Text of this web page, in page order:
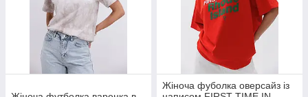
Жіноча фуболка оверсайз із